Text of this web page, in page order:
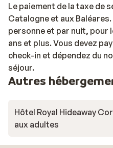
Le paiement de la taxe de
Catalogne et aux
personne et par nuit, pour
ans et plus. Vous devez
check-in et dépendez du
séjour.
Autres
Hôtel Royal Hideaway
aux adultes